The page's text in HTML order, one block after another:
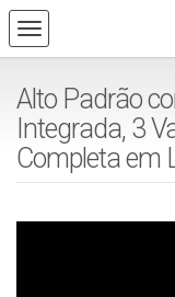
Alto Padrão
Integrada, 3
Completa em